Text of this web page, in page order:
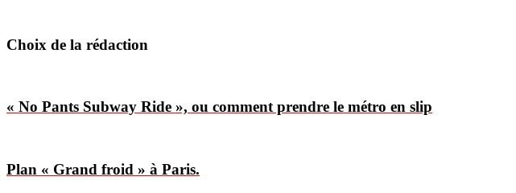
Choix de la rédaction
« No Pants Subway Ride », ou comment prendre le métro en slip
Plan « Grand froid » à Paris.